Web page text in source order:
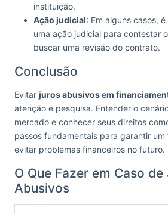
instituição.
Ação judicial: Em alguns casos,
uma ação judicial para contestar
buscar uma revisão do contrato.
Conclusão
Evitar juros abusivos em
atenção e pesquisa. Entender o
mercado e conhecer seus direitos
passos fundamentais para garantir
evitar problemas financeiros no futuro.
O Que Fazer em Caso de
Abusivos